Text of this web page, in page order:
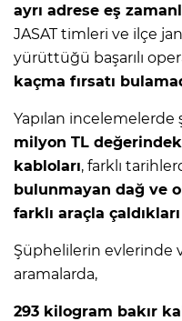
ayrı adrese eş
JASAT timleri ve ilçe
yürüttüğü başarılı
kaçma fırsatı
Yapılan incelemelerde
milyon TL
kabloları, farklı
bulunmayan dağ ve
farklı araçla çaldıkları
Şüphelilerin evlerinde
aramalarda,
293 kilogram bakır